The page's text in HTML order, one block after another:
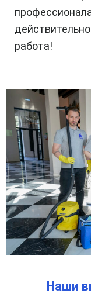
работа!
Наши